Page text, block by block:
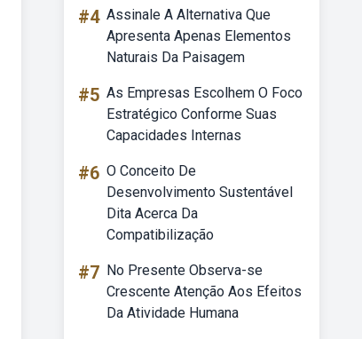
#4 Assinale A Alternativa Que
Apresenta Apenas Elementos
Naturais Da Paisagem
#5 As Empresas Escolhem O Foco
Estratégico Conforme Suas
Capacidades Internas
#6 O Conceito De
Desenvolvimento Sustentável
Dita Acerca Da
Compatibilização
#7 No Presente Observa-se
Crescente Atenção Aos Efeitos
Da Atividade Humana